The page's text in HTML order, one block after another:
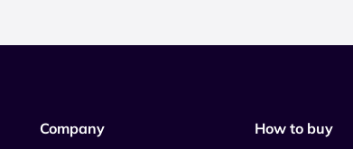
Company How to buy